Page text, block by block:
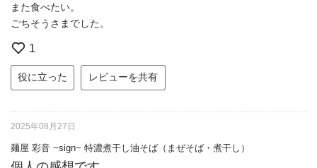
また食べたい。
ごちそうさまでした。
1
役に立った レビューを共有
2025年08月27日
麺屋 彩音 ~sign~ 特濃煮干し油そば（まぜそば・煮干し）